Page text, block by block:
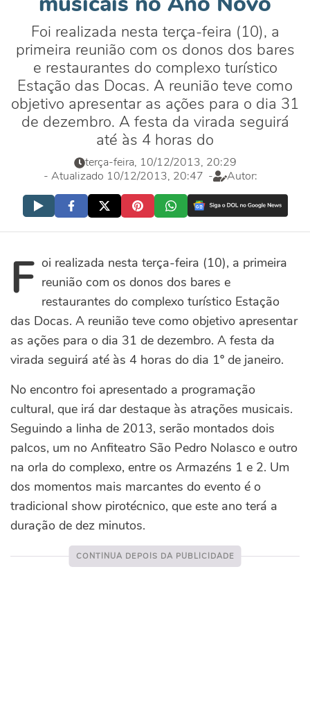
Foi realizada nesta terça-feira (10), a
primeira reunião com os donos dos bares
e restaurantes do complexo turístico
Estação das Docas. A reunião teve como
objetivo apresentar as ações para o dia 31
de dezembro. A festa da virada seguirá
até às 4 horas do
terça-feira, 10/12/2013, 20:29
- Atualizado 10/12/2013, 20:47 - Autor:
Foi realizada nesta terça-feira (10), a primeira
reunião com os donos dos bares e
restaurantes do complexo turístico Estação
das Docas. A reunião teve como objetivo apresentar
as ações para o dia 31 de dezembro. A festa da
virada seguirá até às 4 horas do dia 1º de janeiro.
No encontro foi apresentado a programação
cultural, que irá dar destaque às atrações musicais.
Seguindo a linha de 2013, serão montados dois
palcos, um no Anfiteatro São Pedro Nolasco e outro
na orla do complexo, entre os Armazéns 1 e 2. Um
dos momentos mais marcantes do evento é o
tradicional show pirotécnico, que este ano terá a
duração de dez minutos.